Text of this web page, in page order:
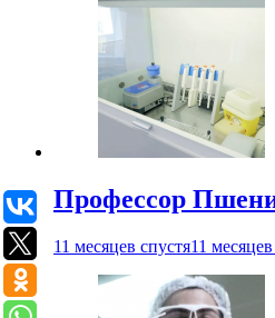
Профессор
11 месяцев спустя11